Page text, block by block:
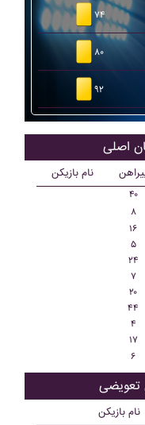
۷۴
۸۰
۹۲
نام بازیکن
۴۰
۸
۱۶
۵
۲۴
۷
۲۰
۴۴
۴
۱۷
۶
نام بازیکن